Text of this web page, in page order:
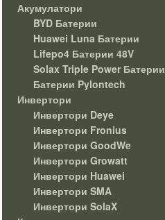
Акумулатори
BYD Батерии
Huawei Luna Батерии
Lifepo4 Батерии 48V
Solax Triple Power Батерии
Батерии Pylontech
Инвертори
Инвертори Deye
Инвертори Fronius
Инвертори GoodWe
Инвертори Growatt
Инвертори Huawei
Инвертори SMA
Инвертори SolaX